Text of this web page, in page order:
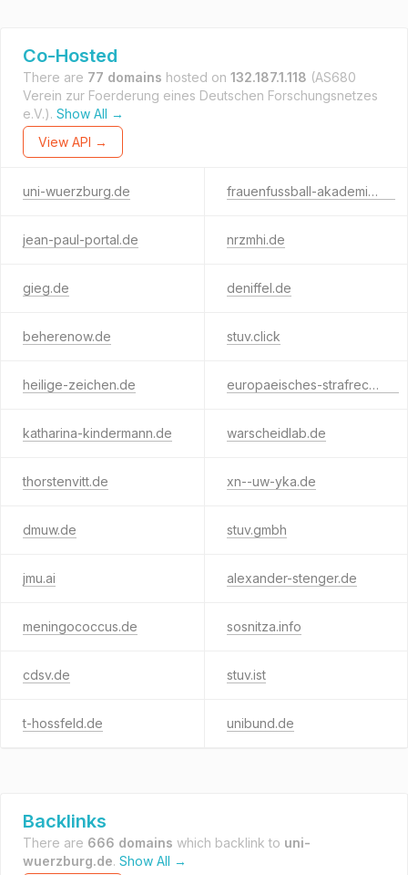
Co-Hosted
There are 77 domains hosted on 132.187.1.118 (AS680
Verein zur Foerderung eines Deutschen Forschungsnetzes
e.V.). Show All →
View API →
uni-wuerzburg.de frauenfussball-akademie.de
jean-paul-portal.de nrzmhi.de
gieg.de deniffel.de
beherenow.de stuv.click
heilige-zeichen.de europaeisches-strafrecht.de
katharina-kindermann.de warscheidlab.de
thorstenvitt.de xn--uw-yka.de
dmuw.de stuv.gmbh
jmu.ai alexander-stenger.de
meningococcus.de sosnitza.info
cdsv.de stuv.ist
t-hossfeld.de unibund.de
Backlinks
There are 666 domains which backlink to uni-
wuerzburg.de. Show All →